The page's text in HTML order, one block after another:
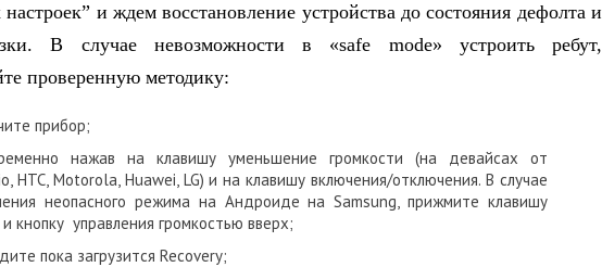
настроек” и ждем восстановление устройства до состояния дефолта и
В случае невозможности в «safe mode» устроить ребут,
проверенную методику:
прибор;
нажав на клавишу уменьшение громкости (на девайсах от
HTC, Motorola, Huawei, LG) и на клавишу включения/отключения. В случае
неопасного режима на Андроиде на Samsung, прижмите клавишу
и кнопку управления громкостью вверх;
пока загрузится Recovery;